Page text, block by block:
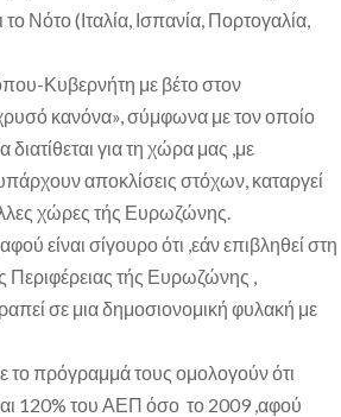
Νότο (Ιταλία, Ισπανία, Πορτογαλία,
Κυβερνήτη με βέτο στον
κανόνα», σύμφωνα με τον οποίο
για τη χώρα μας ,με
αποκλίσεις στόχων, καταργεί
χώρες τής Ευρωζώνης.
είναι σίγουρο ότι ,εάν επιβληθεί στη
Περιφέρειας τής Ευρωζώνης ,
σε μια δημοσιονομική φυλακή με
το πρόγραμμά τους ομολογούν ότι
120% του ΑΕΠ όσο το 2009 ,αφού